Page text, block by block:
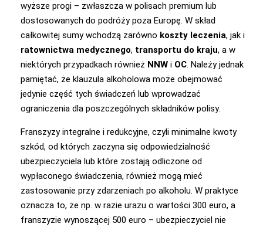
wyższe progi – zwłaszcza w polisach premium lub
dostosowanych do podróży poza Europę. W skład
całkowitej sumy wchodzą zarówno koszty leczenia, jak i
ratownictwa medycznego, transportu do kraju, a w
niektórych przypadkach również NNW i OC. Należy jednak
pamiętać, że klauzula alkoholowa może obejmować
jedynie część tych świadczeń lub wprowadzać
ograniczenia dla poszczególnych składników polisy.
Franszyzy integralne i redukcyjne, czyli minimalne kwoty
szkód, od których zaczyna się odpowiedzialność
ubezpieczyciela lub które zostają odliczone od
wypłaconego świadczenia, również mogą mieć
zastosowanie przy zdarzeniach po alkoholu. W praktyce
oznacza to, że np. w razie urazu o wartości 300 euro, a
franszyzie wynoszącej 500 euro – ubezpieczyciel nie